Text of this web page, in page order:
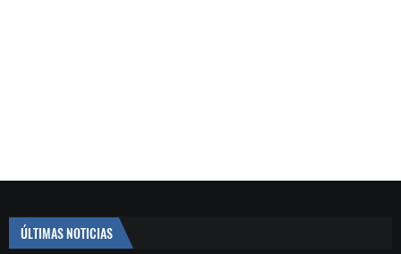
ÚLTIMAS NOTICIAS